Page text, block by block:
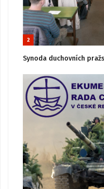
2
Synoda duchovních